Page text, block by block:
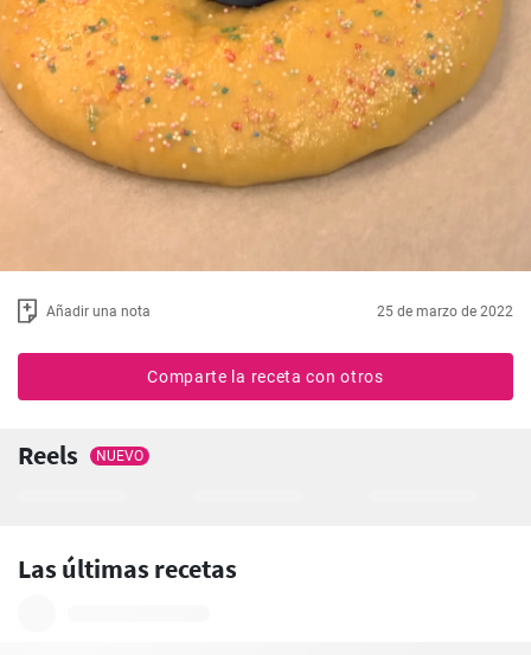
Añadir una nota 25 de marzo de 2022
Comparte la receta con otros
Reels NUEVO
Las últimas recetas